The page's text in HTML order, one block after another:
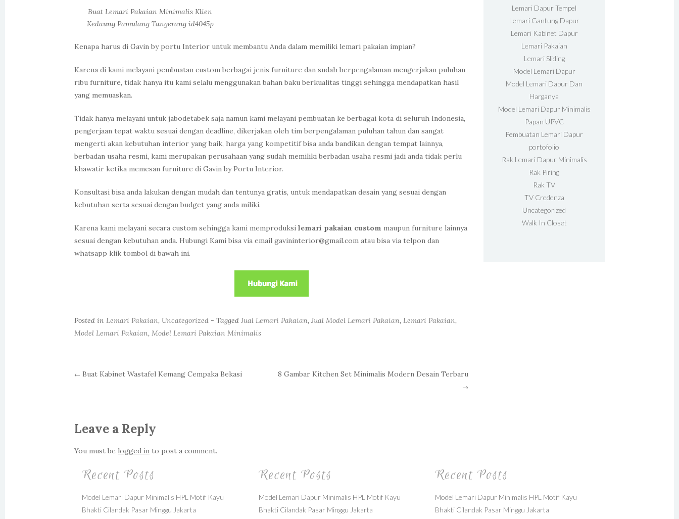
Buat Lemari Pakaian Minimalis Klien
Kedaung Pamulang Tangerang id4045p
Kenapa harus di Gavin by portu Interior untuk membantu Anda dalam memiliki lemari pakaian impian?
Karena di kami melayani pembuatan custom berbagai jenis furniture dan sudah berpengalaman mengerjakan puluhan
ribu furniture, tidak hanya itu kami selalu menggunakan bahan baku berkualitas tinggi sehingga mendapatkan hasil
yang memuaskan.
Tidak hanya melayani untuk jabodetabek saja namun kami melayani pembuatan ke berbagai kota di seluruh Indonesia,
pengerjaan tepat waktu sesuai dengan deadline, dikerjakan oleh tim berpengalaman puluhan tahun dan sangat
mengerti akan kebutuhan interior yang baik, harga yang kompetitif bisa anda bandikan dengan tempat lainnya,
berbadan usaha resmi, kami merupakan perusahaan yang sudah memiliki berbadan usaha resmi jadi anda tidak perlu
khawatir ketika memesan furniture di Gavin by Portu Interior.
Konsultasi bisa anda lakukan dengan mudah dan tentunya gratis, untuk mendapatkan desain yang sesuai dengan
kebutuhan serta sesuai dengan budget yang anda miliki.
Karena kami melayani secara custom sehingga kami memproduksi lemari pakaian custom maupun furniture lainnya
sesuai dengan kebutuhan anda. Hubungi Kami bisa via email gavininterior@gmail.com atau bisa via telpon dan
whatsapp klik tombol di bawah ini.
Posted in Lemari Pakaian, Uncategorized - Tagged Jual Lemari Pakaian, Jual Model Lemari Pakaian, Lemari Pakaian,
Model Lemari Pakaian, Model Lemari Pakaian Minimalis
← Buat Kabinet Wastafel Kemang Cempaka Bekasi 8 Gambar Kitchen Set Minimalis Modern Desain Terbaru
→
Leave a Reply
You must be logged in to post a comment.
Lemari Dapur Tempel
Lemari Gantung Dapur
Lemari Kabinet Dapur
Lemari Pakaian
Lemari Sliding
Model Lemari Dapur
Model Lemari Dapur Dan
Harganya
Model Lemari Dapur Minimalis
Papan UPVC
Pembuatan Lemari Dapur
portofolio
Rak Lemari Dapur Minimalis
Rak Piring
Rak TV
TV Credenza
Uncategorized
Walk In Closet
Recent Posts
Model Lemari Dapur Minimalis HPL Motif Kayu
Bhakti Cilandak Pasar Minggu Jakarta
Recent Posts
Model Lemari Dapur Minimalis HPL Motif Kayu
Bhakti Cilandak Pasar Minggu Jakarta
Recent Posts
Model Lemari Dapur Minimalis HPL Motif Kayu
Bhakti Cilandak Pasar Minggu Jakarta